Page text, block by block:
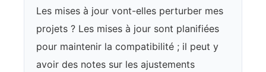
Les mises à jour vont-elles perturber mes
projets ? Les mises à jour sont planifiées
pour maintenir la compatibilité ; il peut y
avoir des notes sur les ajustements